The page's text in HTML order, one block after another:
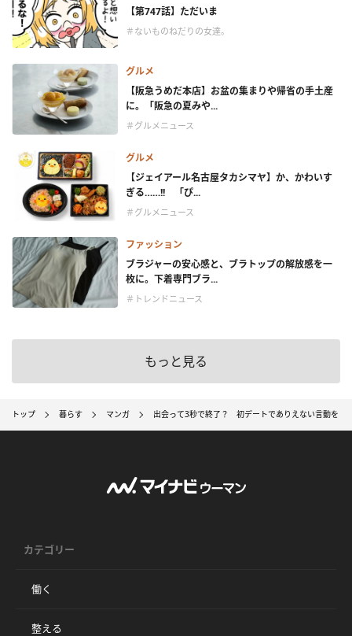
【第747話】ただいま
＃ないものねだりの女達。
グルメ
【阪急うめだ本店】お盆の集まりや帰省の手土産
に。「阪急の夏みや...
＃グルメニュース
グルメ
【ジェイアール名古屋タカシマヤ】か、かわいす
ぎる……!! 「ぴ...
＃グルメニュース
ファッション
ブラジャーの安心感と、ブラトップの解放感を一
枚に。下着専門ブラ...
＃トレンドニュース
もっと見る
トップ 暮らす マンガ 出会って3秒で終了？ 初デートでありえない言動をし
カテゴリー
働く
整える